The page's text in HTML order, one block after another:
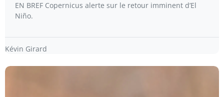
EN BREF Copernicus alerte sur le retour imminent d’El
Niño.
Kévin Girard